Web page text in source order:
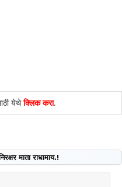
येथेक्लिक करा.
माता राधामाय.!